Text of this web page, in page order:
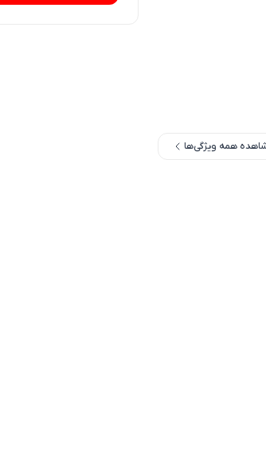
همه ویژگی‌ها